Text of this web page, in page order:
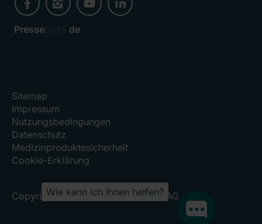
Presseportal. de
Sitemap
Impressum
Nutzungsbedingungen
Datenschutz
Medizinproduktesicherheit
Cookie-Erklärung
Copyright 2026, RHÖN-KLINIKUM AG
Wie kann ich Ihnen helfen?